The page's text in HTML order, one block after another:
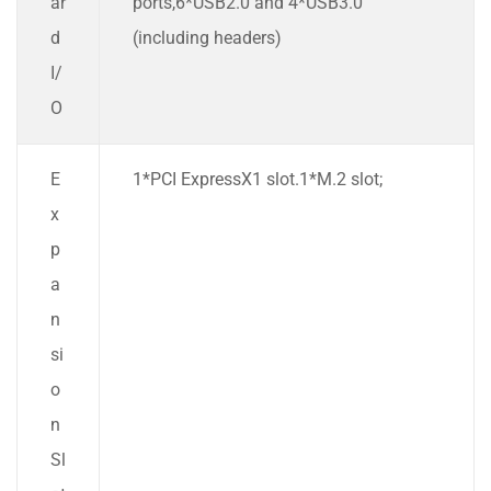
d
I/
O
(including headers)
E
x
p
a
n
si
o
n
Sl
1*PCI ExpressX1 slot.1*M.2 slot;